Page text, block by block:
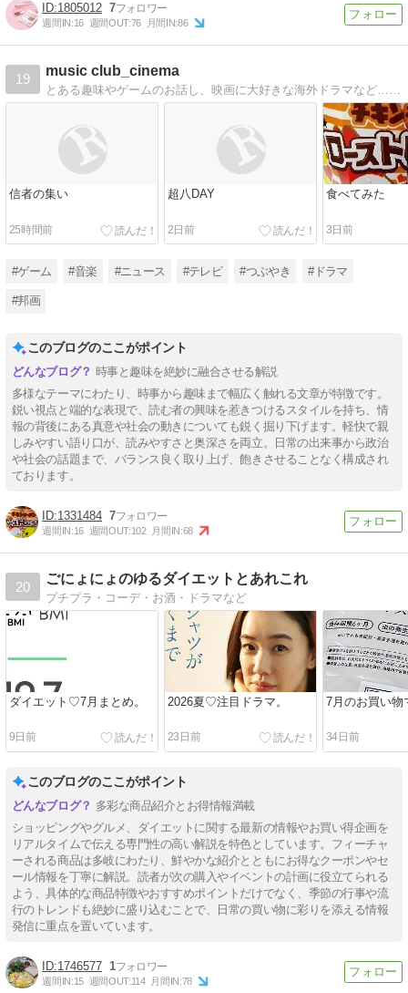
1805012 7
週間IN:16 週間OUT:76 月間IN:86
19
music club_cinema
とある趣味やゲームのお話し、映画に大好きな海外ドラマなど…日常の雑記です
信者の集い
25時間前
超八DAY
2日前
食べてみた
3日前
#ゲーム #音楽 #ニュース #テレビ #つぶやき #ドラマ
#邦画
このブログのここがポイント
時事と趣味を絶妙に融合させる解説
多様なテーマにわたり、時事から趣味まで幅広く触れる文章が特徴です。
鋭い視点と端的な表現で、読む者の興味を惹きつけるスタイルを持ち、情
報の背後にある真意や社会の動きについても鋭く掘り下げます。軽快で親
しみやすい語り口が、読みやすさと奥深さを両立。日常の出来事から政治
や社会の話題まで、バランス良く取り上げ、飽きさせることなく構成され
ております。
1331484 7
週間IN:16 週間OUT:102 月間IN:68
20
ごにょにょのゆるダイエットとあれこれ
プチプラ・コーデ・お酒・ドラマなど
ダイエット♡7月まとめ。
9日前
2026夏♡注目ドラマ。
23日前
7月のお買い物
34日前
このブログのここがポイント
多彩な商品紹介とお得情報満載
ショッピングやグルメ、ダイエットに関する最新の情報やお買い得企画を
リアルタイムで伝える専門性の高い解説を特色としています。フィーチャ
ーされる商品は多岐にわたり、鮮やかな紹介とともにお得なクーポンやセ
ール情報を丁寧に解説。読者が次の購入やイベントの計画に役立てられる
よう、具体的な商品特徴やおすすめポイントだけでなく、季節の行事や流
行のトレンドも絶妙に盛り込むことで、日常の買い物に彩りを添える情報
発信に重点を置いています。
1746577 1
週間IN:15 週間OUT:114 月間IN:78